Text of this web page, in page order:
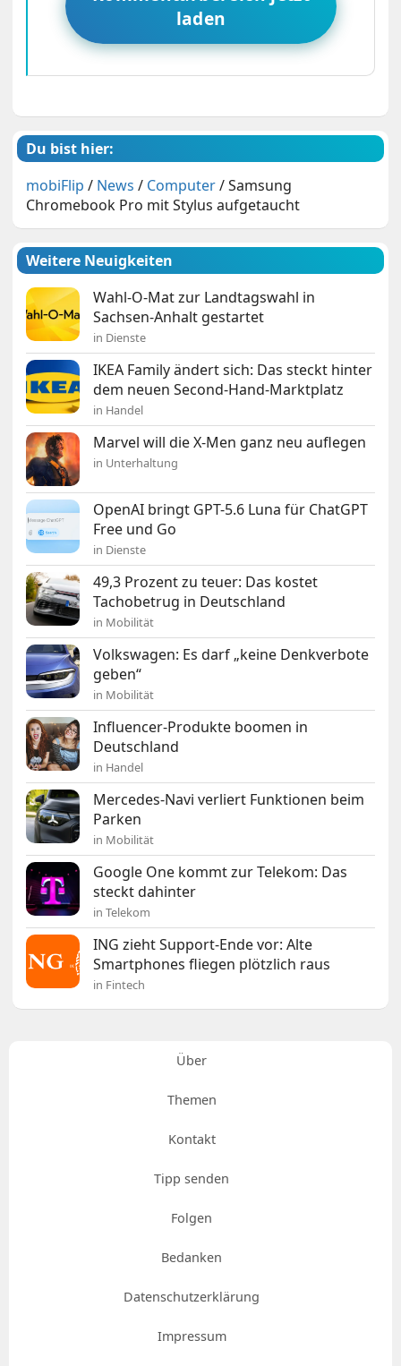
laden
Du bist hier:
mobiFlip / News / Computer/Samsung
Chromebook Pro mit Stylus aufgetaucht
Weitere Neuigkeiten
Wahl-O-Mat zur Landtagswahl in
Sachsen-Anhalt gestartet
in Dienste
IKEA Family ändert sich: Das steckt hinter
dem neuen Second-Hand-Marktplatz
in Handel
Marvel will die X-Men ganz neu auflegen
in Unterhaltung
OpenAI bringt GPT-5.6 Luna für ChatGPT
Free und Go
in Dienste
49,3 Prozent zu teuer: Das kostet
Tachobetrug in Deutschland
in Mobilität
Volkswagen: Es darf „keine Denkverbote
geben“
in Mobilität
Influencer-Produkte boomen in
Deutschland
in Handel
Mercedes-Navi verliert Funktionen beim
Parken
in Mobilität
Google One kommt zur Telekom: Das
steckt dahinter
in Telekom
ING zieht Support-Ende vor: Alte
Smartphones fliegen plötzlich raus
in Fintech
Über
Themen
Kontakt
Tipp senden
Folgen
Bedanken
Datenschutzerklärung
Impressum